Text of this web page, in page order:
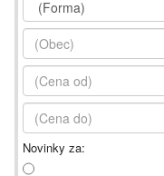
Novinky za: